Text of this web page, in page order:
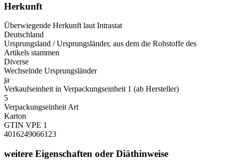
Herkunft
Überwiegende Herkunft laut Intrastat
Deutschland
Ursprungsland / Ursprungsländer, aus dem die Rohstoffe des
Artikels stammen
Diverse
Wechselnde Ursprungsländer
ja
Verkaufseinheit in Verpackungseinheit 1 (ab Hersteller)
5
Verpackungseinheit Art
Karton
GTIN VPE 1
4016249066123
weitere Eigenschaften oder Diäthinweise